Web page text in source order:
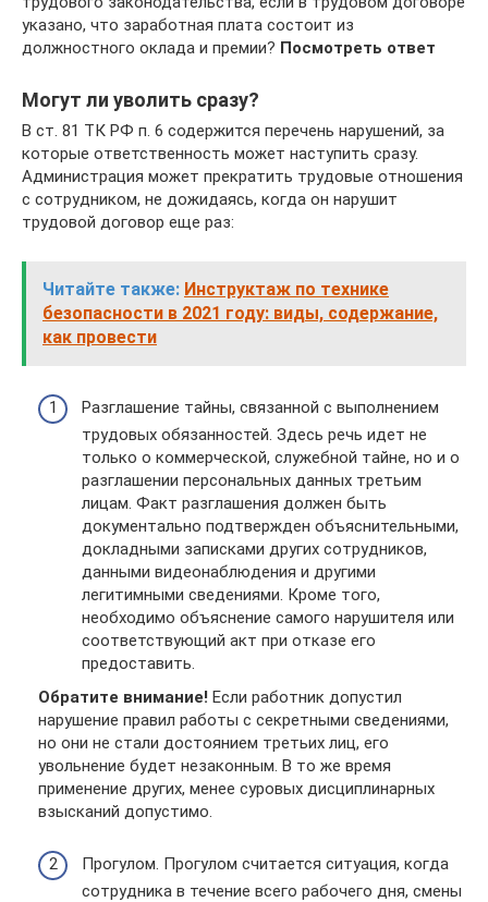
указано, что заработная плата состоит из
должностного оклада и премии? Посмотреть ответ
Могут ли уволить сразу?
В ст. 81 ТК РФ п. 6 содержится перечень нарушений, за
которые ответственность может наступить сразу.
Администрация может прекратить трудовые отношения
с сотрудником, не дожидаясь, когда он нарушит
трудовой договор еще раз:
Читайте также: Инструктаж по технике
безопасности в 2021 году: виды, содержание,
как провести
Разглашение тайны, связанной с выполнением
трудовых обязанностей. Здесь речь идет не
только о коммерческой, служебной тайне, но и о
разглашении персональных данных третьим
лицам. Факт разглашения должен быть
документально подтвержден объяснительными,
докладными записками других сотрудников,
данными видеонаблюдения и другими
легитимными сведениями. Кроме того,
необходимо объяснение самого нарушителя или
соответствующий акт при отказе его
предоставить.
Обратите внимание! Если работник допустил
нарушение правил работы с секретными сведениями,
но они не стали достоянием третьих лиц, его
увольнение будет незаконным. В то же время
применение других, менее суровых дисциплинарных
взысканий допустимо.
Прогулом. Прогулом считается ситуация, когда
сотрудника в течение всего рабочего дня, смены